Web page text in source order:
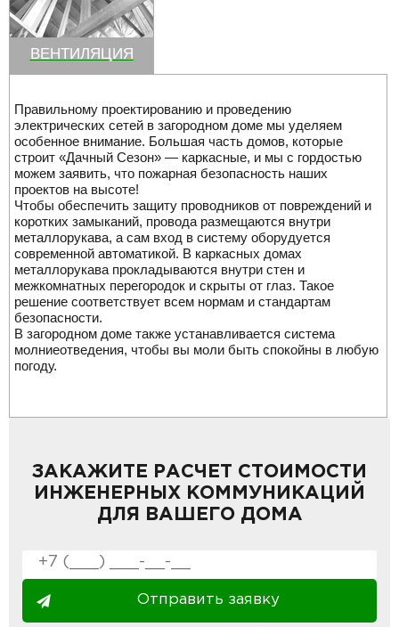
ВЕНТИЛЯЦИЯ
Правильному проектированию и проведению
электрических сетей в загородном доме мы уделяем
особенное внимание. Большая часть домов, которые
строит «Дачный Сезон» — каркасные, и мы с гордостью
можем заявить, что пожарная безопасность наших
проектов на высоте!
Чтобы обеспечить защиту проводников от повреждений и
коротких замыканий, провода размещаются внутри
металлорукава, а сам вход в систему оборудуется
современной автоматикой. В каркасных домах
металлорукава прокладываются внутри стен и
межкомнатных перегородок и скрыты от глаз. Такое
решение соответствует всем нормам и стандартам
безопасности.
В загородном доме также устанавливается система
молниеотведения, чтобы вы моли быть спокойны в любую
погоду.
ЗАКАЖИТЕ РАСЧЕТ СТОИМОСТИ
ИНЖЕНЕРНЫХ КОММУНИКАЦИЙ
ДЛЯ ВАШЕГО ДОМА
Отправить заявку